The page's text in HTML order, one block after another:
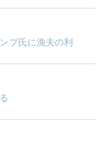
プ氏に漁夫の利